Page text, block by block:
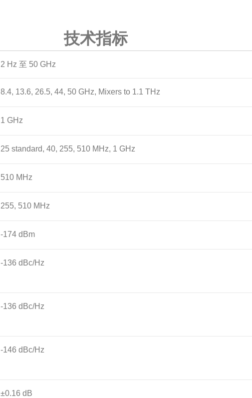
技术指标
2 Hz 至 50 GHz
8.4, 13.6, 26.5, 44, 50 GHz, Mixers to 1.1 THz
1 GHz
25 standard, 40, 255, 510 MHz, 1 GHz
510 MHz
255, 510 MHz
-174 dBm
-136 dBc/Hz
-136 dBc/Hz
-146 dBc/Hz
±0.16 dB